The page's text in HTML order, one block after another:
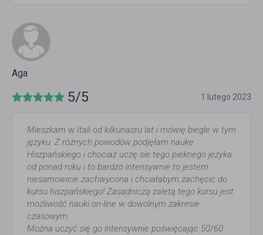
Aga
5/5 1 lutego 2023
Mieszkam w Itali od kilkunastu lat i mówię biegle w tym
języku. Z różnych powodów podjęłam nauke
Hiszpańskiego i chociaż uczę sie tego pieknego jezyka
od ponad roku i to bardzo intensywnie to jestem
niesamowicie zachwycona i chciałabym zachęcić do
kursu hiszpańskiego! Zasadniczą zaletą tego kursu jest
możliwość nauki on-line w dowolnym zakresie
czasowym.
Można uczyć się go intensywnie poświęcając 50/60